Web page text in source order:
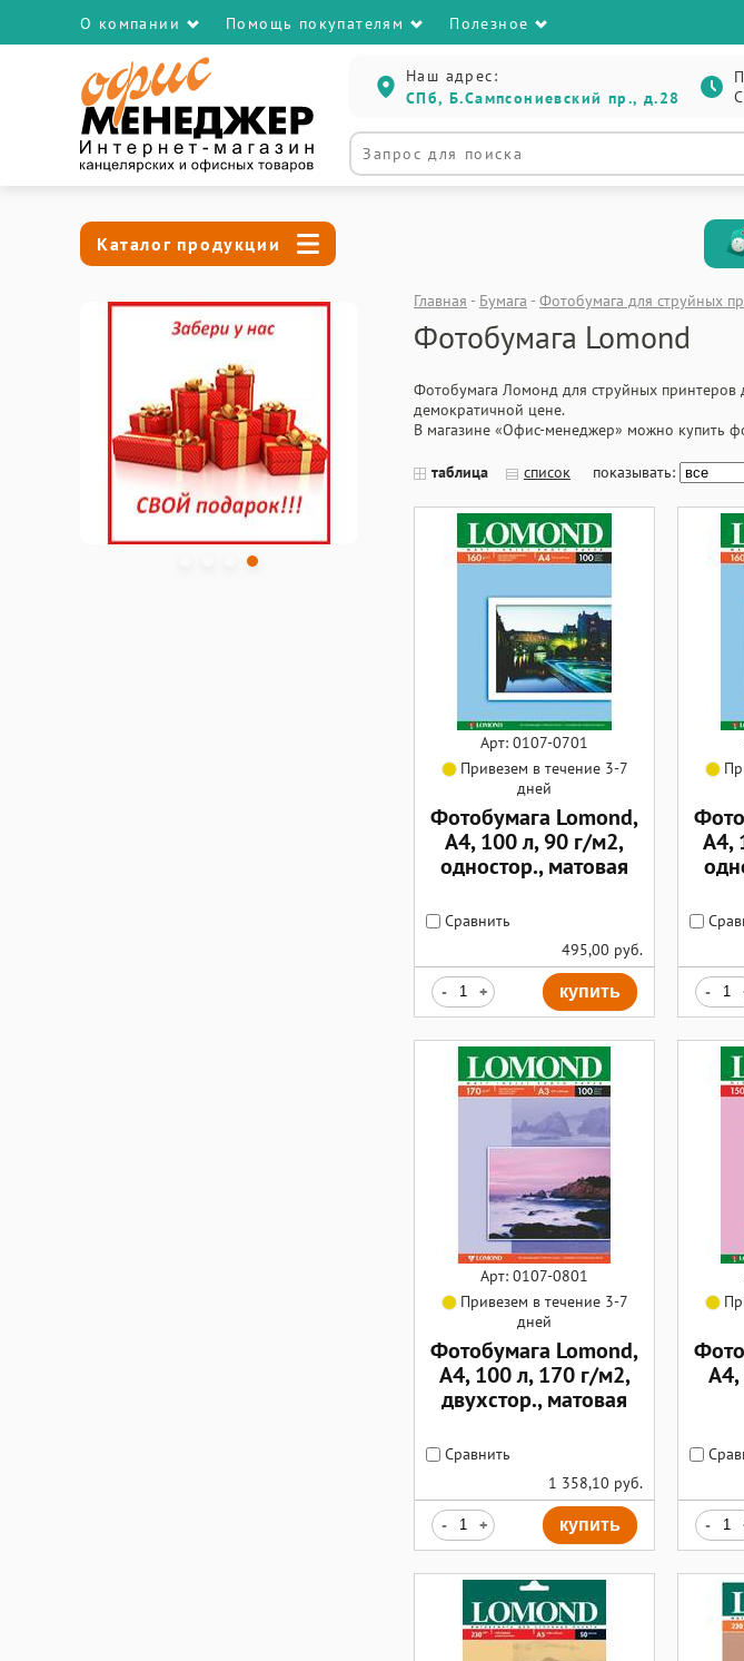
О компании Помощь покупателям Полезное
Наш адрес:
СПб, Б.Сампсониевский пр., д.28
Каталог продукции
Главная - Бумага -Фотобумага для струйных
Фотобумага Lomond
Фотобумага Ломонд для струйных принтеров
демократичной цене.
В магазине «Офис-менеджер» можно купить
таблица список показывать:
Арт: 0107-0701
Привезем в течение 3-7
дней
Фотобумага Lomond,
А4, 100 л, 90 г/м2,
одностор., матовая
Сравнить
495,00 руб.
- + купить
А4,
-
Арт: 0107-0801
Привезем в течение 3-7
дней
Фотобумага Lomond,
А4, 100 л, 170 г/м2,
двухстор., матовая
Сравнить
1 358,10 руб.
- + купить
А4,
-